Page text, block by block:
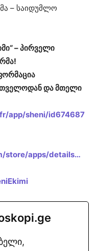
– საიდუმლო
– პირველი
და მთელი
app/sheni/id674687
store/apps/details…